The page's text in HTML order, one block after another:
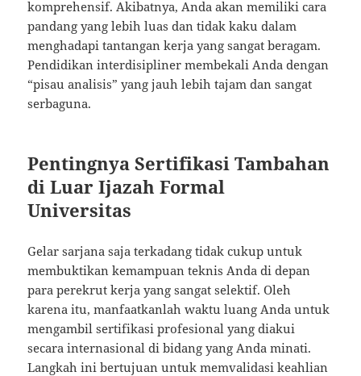
komprehensif. Akibatnya, Anda akan memiliki cara
pandang yang lebih luas dan tidak kaku dalam
menghadapi tantangan kerja yang sangat beragam.
Pendidikan interdisipliner membekali Anda dengan
“pisau analisis” yang jauh lebih tajam dan sangat
serbaguna.
Pentingnya Sertifikasi Tambahan
di Luar Ijazah Formal
Universitas
Gelar sarjana saja terkadang tidak cukup untuk
membuktikan kemampuan teknis Anda di depan
para perekrut kerja yang sangat selektif. Oleh
karena itu, manfaatkanlah waktu luang Anda untuk
mengambil sertifikasi profesional yang diakui
secara internasional di bidang yang Anda minati.
Langkah ini bertujuan untuk memvalidasi keahlian